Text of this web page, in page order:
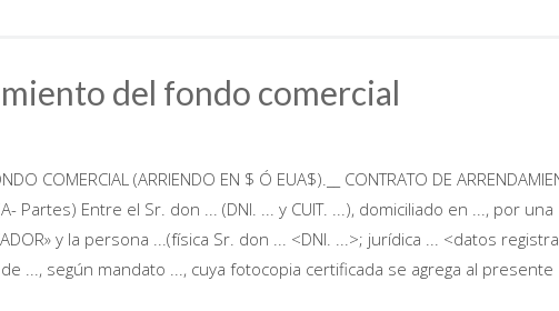
del fondo comercial
COMERCIAL (ARRIENDO EN $ Ó EUA$).__ CONTRATO DE
(A- Partes) Entre el Sr. don ... (DNI. ... y CUIT. ...), domiciliado en ..., por una
y la persona ...(física Sr. don ... <DNI. ...>; jurídica ... <datos
..., según mandato ..., cuya fotocopia certificada se agrega al presente